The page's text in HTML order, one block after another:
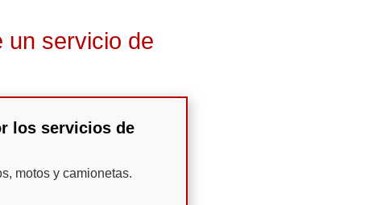
un servicio de
los servicios de
motos y camionetas.